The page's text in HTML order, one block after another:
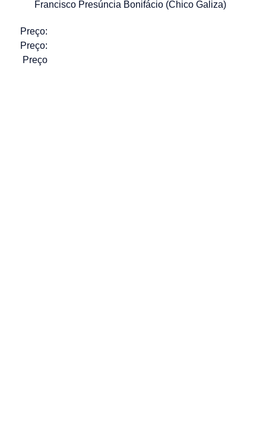
Francisco Presúncia Bonifácio (Chico Galiza)
Preço:
Preço:
Preço